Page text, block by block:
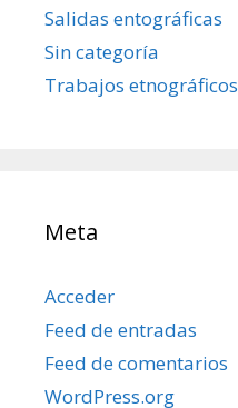
Salidas entográficas
Sin categoría
Trabajos etnográficos
Meta
Acceder
Feed de entradas
Feed de comentarios
WordPress.org